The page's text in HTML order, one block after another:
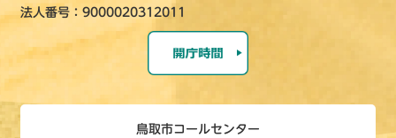
法人番号：9000020312011
鳥取市コールセンター